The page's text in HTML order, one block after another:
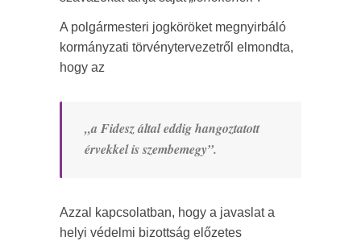
A polgármesteri jogköröket megnyirbáló
kormányzati törvénytervezetről elmondta,
hogy az
„a Fidesz által eddig hangoztatott
érvekkel is szembemegy”.
Azzal kapcsolatban, hogy a javaslat a
helyi védelmi bizottság előzetes